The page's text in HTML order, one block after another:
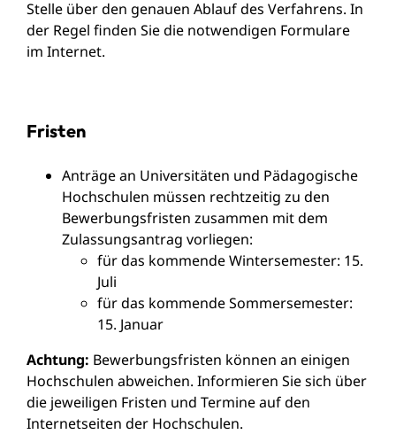
Stelle über den genauen Ablauf des Verfahrens. In
der Regel finden Sie die notwendigen Formulare
im Internet.
Fristen
Anträge an Universitäten und Pädagogische
Hochschulen müssen rechtzeitig zu den
Bewerbungsfristen zusammen mit dem
Zulassungsantrag vorliegen:
für das kommende Wintersemester: 15.
Juli
für das kommende Sommersemester:
15. Januar
Achtung: Bewerbungsfristen können an einigen
Hochschulen abweichen. Informieren Sie sich über
die jeweiligen Fristen und Termine auf den
Internetseiten der Hochschulen.